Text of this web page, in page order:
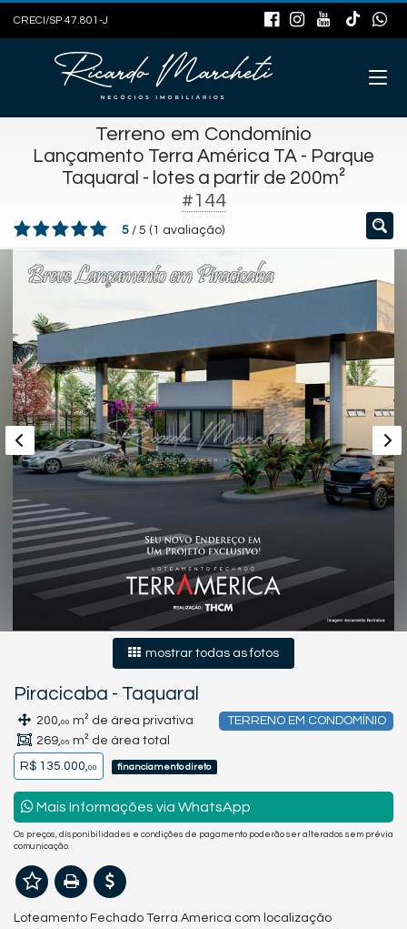
CRECI/SP 47.801-J
Terreno em Condomínio
Lançamento Terra América TA - Parque
Taquaral - lotes a partir de 200m²
#144
5 / 5 ( 1 avaliação)
mostrar todas as fotos
Piracicaba - Taquaral
TERRENO EM CONDOMÍNIO
200,00 m² de área privativa
269,06 m² de área total
R$ 135.000,00 financiamento direto
Mais Informações via WhatsApp
Os preços, disponibilidades e condições de pagamento poderão ser alterados sem prévia
comunicação.
Loteamento Fechado Terra America com localização